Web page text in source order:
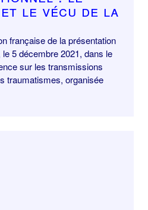
le vécu de la
française de la présentation
5 décembre 2021, dans le
sur les transmissions
traumatismes, organisée